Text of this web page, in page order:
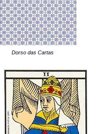
Dorso das Cartas